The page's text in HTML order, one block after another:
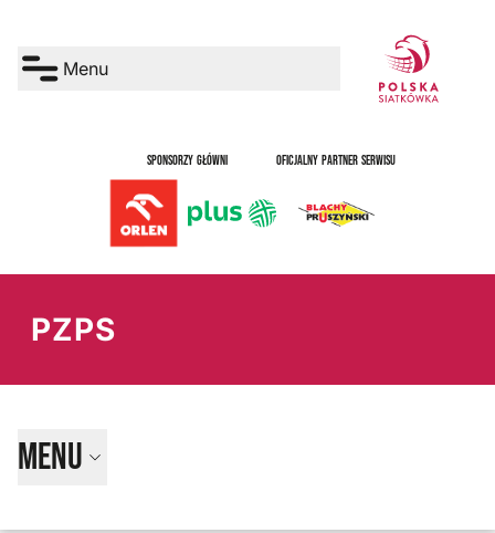
Menu
SPONSORZY GŁÓWNI OFICJALNY PARTNER SERWISU
PZPS
Menu